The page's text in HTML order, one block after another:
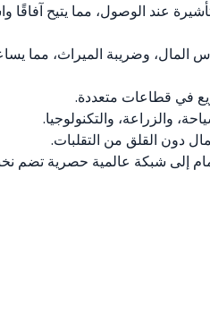
أكثر من 90 دولة بدون تأشيرة أو بتأشيرة عند
المال، وضريبة الميراث، مما
في قطاعات متعددة.
والزراعة، والتكنولوجيا.
دون القلق من التقلبات.
إلى شبكة عالمية حصرية تضم